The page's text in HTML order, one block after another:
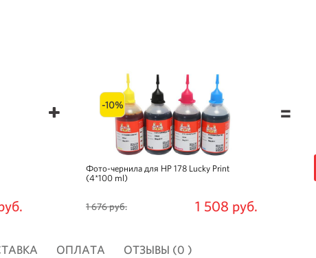
-10%
Фото-чернила для HP 178 Lucky Print
(4*100 ml)
1 676 руб. 1 508 руб.
=
ОПЛАТА ОТЗЫВЫ (0 )